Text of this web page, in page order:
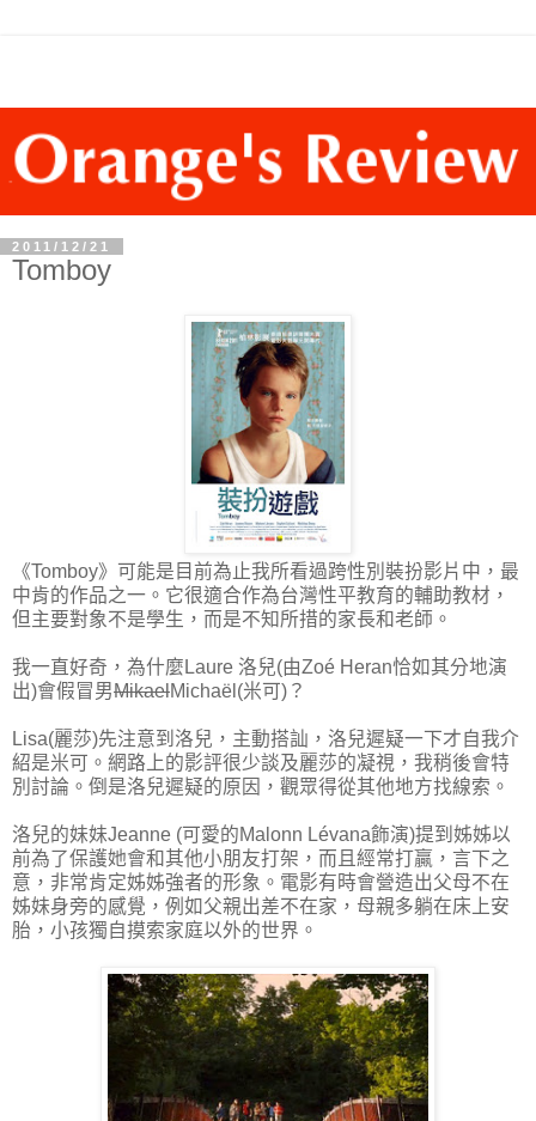
2011/12/21
Tomboy
《Tomboy》可能是目前為止我所看過跨性別裝扮影片中，最
中肯的作品之一。它很適合作為台灣性平教育的輔助教材，
但主要對象不是學生，而是不知所措的家長和老師。
我一直好奇，為什麼Laure 洛兒(由Zoé Heran恰如其分地演
出)會假冒男MikaelMichaël(米可)？
Lisa(麗莎)先注意到洛兒，主動搭訕，洛兒遲疑一下才自我介
紹是米可。網路上的影評很少談及麗莎的凝視，我稍後會特
別討論。倒是洛兒遲疑的原因，觀眾得從其他地方找線索。
洛兒的妹妹Jeanne (可愛的Malonn Lévana飾演)提到姊姊以
前為了保護她會和其他小朋友打架，而且經常打贏，言下之
意，非常肯定姊姊強者的形象。電影有時會營造出父母不在
姊妹身旁的感覺，例如父親出差不在家，母親多躺在床上安
胎，小孩獨自摸索家庭以外的世界。